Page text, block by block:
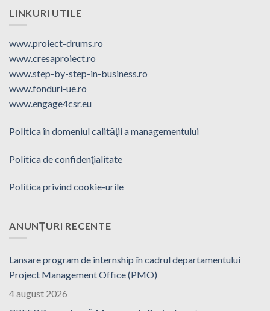
LINKURI UTILE
www.proiect-drums.ro
www.cresaproiect.ro
www.step-by-step-in-business.ro
www.fonduri-ue.ro
www.engage4csr.eu
Politica în domeniul calităţii a managementului
Politica de confidenţialitate
Politica privind cookie-urile
ANUNȚURI RECENTE
Lansare program de internship în cadrul departamentului
Project Management Office (PMO)
4 august 2026